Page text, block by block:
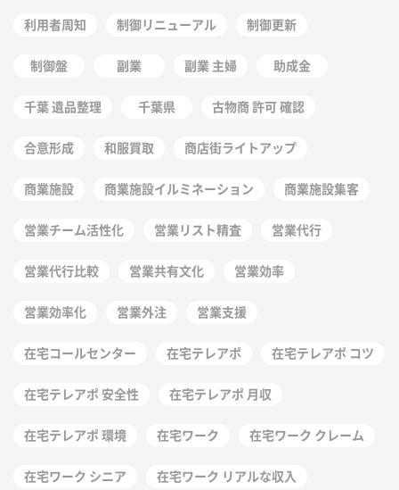
利用者周知 制御リニューアル 制御更新
制御盤 副業 副業 主婦 助成金
千葉 遺品整理 千葉県 古物商 許可 確認
合意形成 和服買取 商店街ライトアップ
商業施設 商業施設イルミネーション 商業施設集客
営業チーム活性化 営業リスト精査 営業代行
営業代行比較 営業共有文化 営業効率
営業効率化 営業外注 営業支援
在宅コールセンター 在宅テレアポ 在宅テレアポ コツ
在宅テレアポ 安全性 在宅テレアポ 月収
在宅テレアポ 環境 在宅ワーク 在宅ワーク クレーム
在宅ワーク シニア 在宅ワーク リアルな収入